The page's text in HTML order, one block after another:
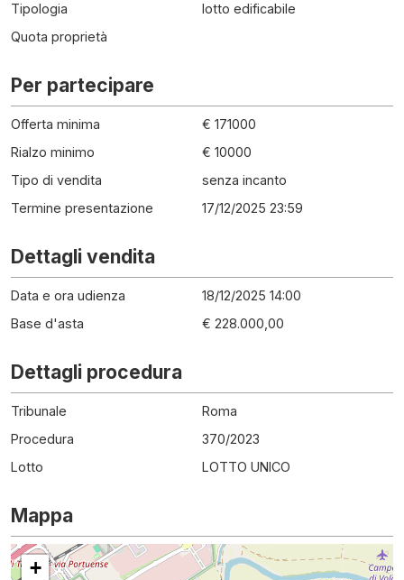
Tipologia
lotto edificabile
Quota proprietà
Per partecipare
Offerta minima
€ 171000
Rialzo minimo
€ 10000
Tipo di vendita
senza incanto
Termine presentazione
17/12/2025 23:59
Dettagli vendita
Data e ora udienza
18/12/2025 14:00
Base d'asta
€ 228.000,00
Dettagli procedura
Tribunale
Roma
Procedura
370/2023
Lotto
LOTTO UNICO
Mappa
+